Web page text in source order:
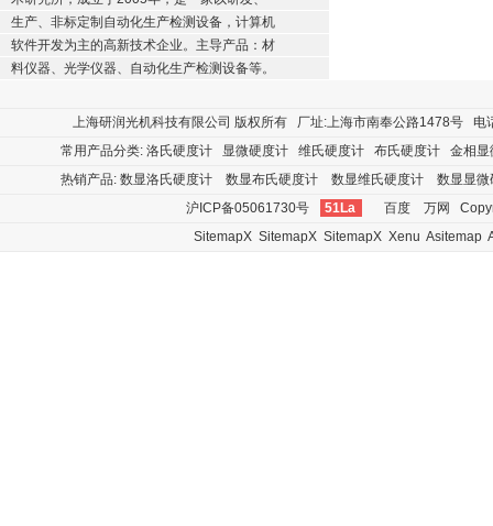
生产、非标定制自动化生产检测设备，计算机
软件开发为主的高新技术企业。主导产品：材
料仪器、光学仪器、自动化生产检测设备等。
上海研润光机科技有限公司 版权所有 厂址:上海市南奉公路1478号
常用产品分类: 洛氏硬度计 显微硬度计 维氏硬度计 布氏硬度计
金相显
热销产品: 数显洛氏硬度计 数显布氏硬度计 数显维氏硬度计
数显显微
沪ICP备05061730号
51La 百度 万网
SitemapX SitemapX SitemapX Xenu Asitemap